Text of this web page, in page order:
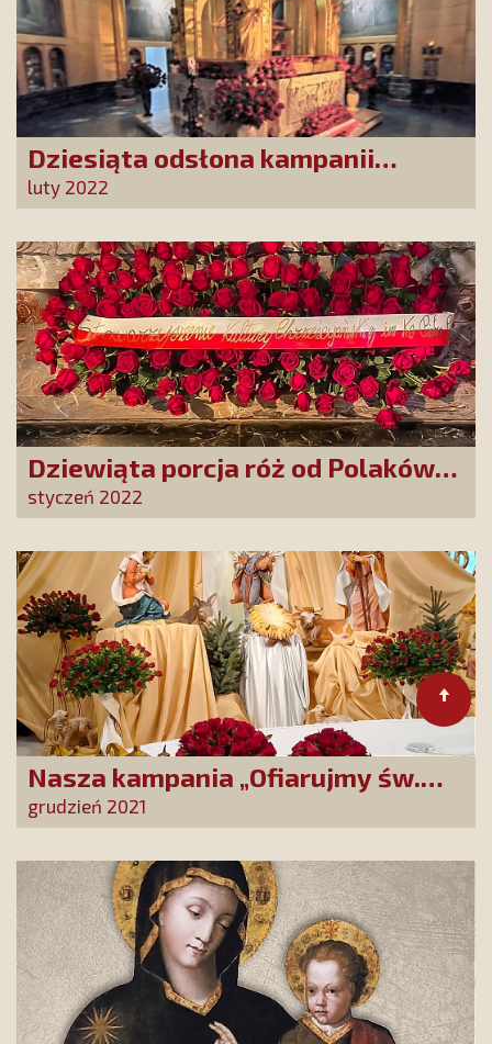
Dziesiąta odsłona kampanii
„Ofiarujmy św. Ricie 12 000 róż”!
luty 2022
Dziewiąta porcja róż od Polaków
dla św. Rity z Casci!
styczeń 2022
Nasza kampania „Ofiarujmy św.
Ricie 12 000 róż!” w
bożonarodzeniowym wydaniu
grudzień 2021